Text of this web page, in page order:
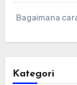
Bagaimana
Kategori